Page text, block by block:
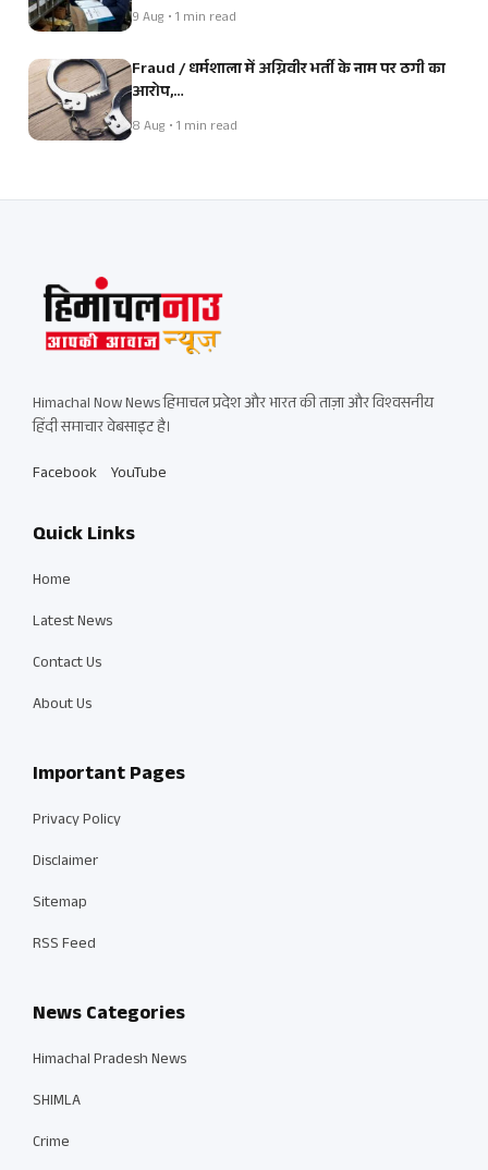
9 Aug • 1 min read
Fraud / धर्मशाला में अग्निवीर भर्ती के नाम पर ठगी का
आरोप,…
8 Aug • 1 min read
Himachal Now News हिमाचल प्रदेश और भारत की ताज़ा और विश्वसनीय
हिंदी समाचार वेबसाइट है।
Facebook YouTube
Quick Links
Home
Latest News
Contact Us
About Us
Important Pages
Privacy Policy
Disclaimer
Sitemap
RSS Feed
News Categories
Himachal Pradesh News
SHIMLA
Crime